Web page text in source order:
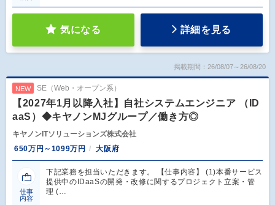
気になる 詳細を見る
掲載期間：26/08/07～26/08/20
NEW SE（Web・オープン系）
【2027年1月以降入社】自社システムエンジニア （ID
aaS）◆キヤノンMJグループ／働き方◎
キヤノンITソリューションズ株式会社
650万円～1099万円
大阪府
仕事
内容
下記業務を担当いただきます。 【仕事内容】 (1)本番サービス
提供中のIDaaSの開発・改修に関するプロジェクト立案・管
理 (…